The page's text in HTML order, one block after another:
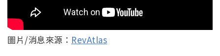
圖片/消息來源： RevAtlas